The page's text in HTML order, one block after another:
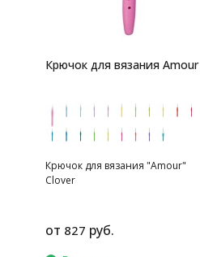
Крючок для вязания Amour
Крючок для вязания "Amour"
Clover
от 827 руб.